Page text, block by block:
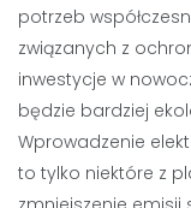
potrzeb
związanych z
inwestycje w
będzie bardziej
Wprowadzenie
to tylko niektóre z